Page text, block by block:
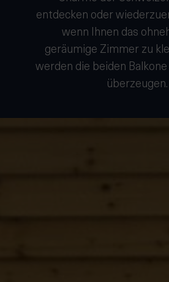
entdecken oder
wenn Ihnen das
geräumige Zimmer zu
werden die beiden
überzeugen.